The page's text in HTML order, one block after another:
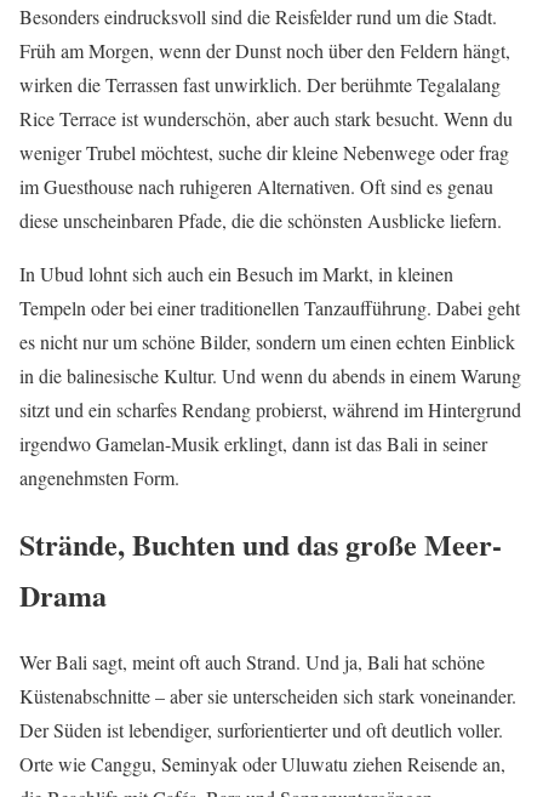
Besonders eindrucksvoll sind die Reisfelder rund um die Stadt.
Früh am Morgen, wenn der Dunst noch über den Feldern hängt,
wirken die Terrassen fast unwirklich. Der berühmte Tegalalang
Rice Terrace ist wunderschön, aber auch stark besucht. Wenn du
weniger Trubel möchtest, suche dir kleine Nebenwege oder frag
im Guesthouse nach ruhigeren Alternativen. Oft sind es genau
diese unscheinbaren Pfade, die die schönsten Ausblicke liefern.
In Ubud lohnt sich auch ein Besuch im Markt, in kleinen
Tempeln oder bei einer traditionellen Tanzaufführung. Dabei geht
es nicht nur um schöne Bilder, sondern um einen echten Einblick
in die balinesische Kultur. Und wenn du abends in einem Warung
sitzt und ein scharfes Rendang probierst, während im Hintergrund
irgendwo Gamelan-Musik erklingt, dann ist das Bali in seiner
angenehmsten Form.
Strände, Buchten und das große Meer-
Drama
Wer Bali sagt, meint oft auch Strand. Und ja, Bali hat schöne
Küstenabschnitte – aber sie unterscheiden sich stark voneinander.
Der Süden ist lebendiger, surforientierter und oft deutlich voller.
Orte wie Canggu, Seminyak oder Uluwatu ziehen Reisende an,